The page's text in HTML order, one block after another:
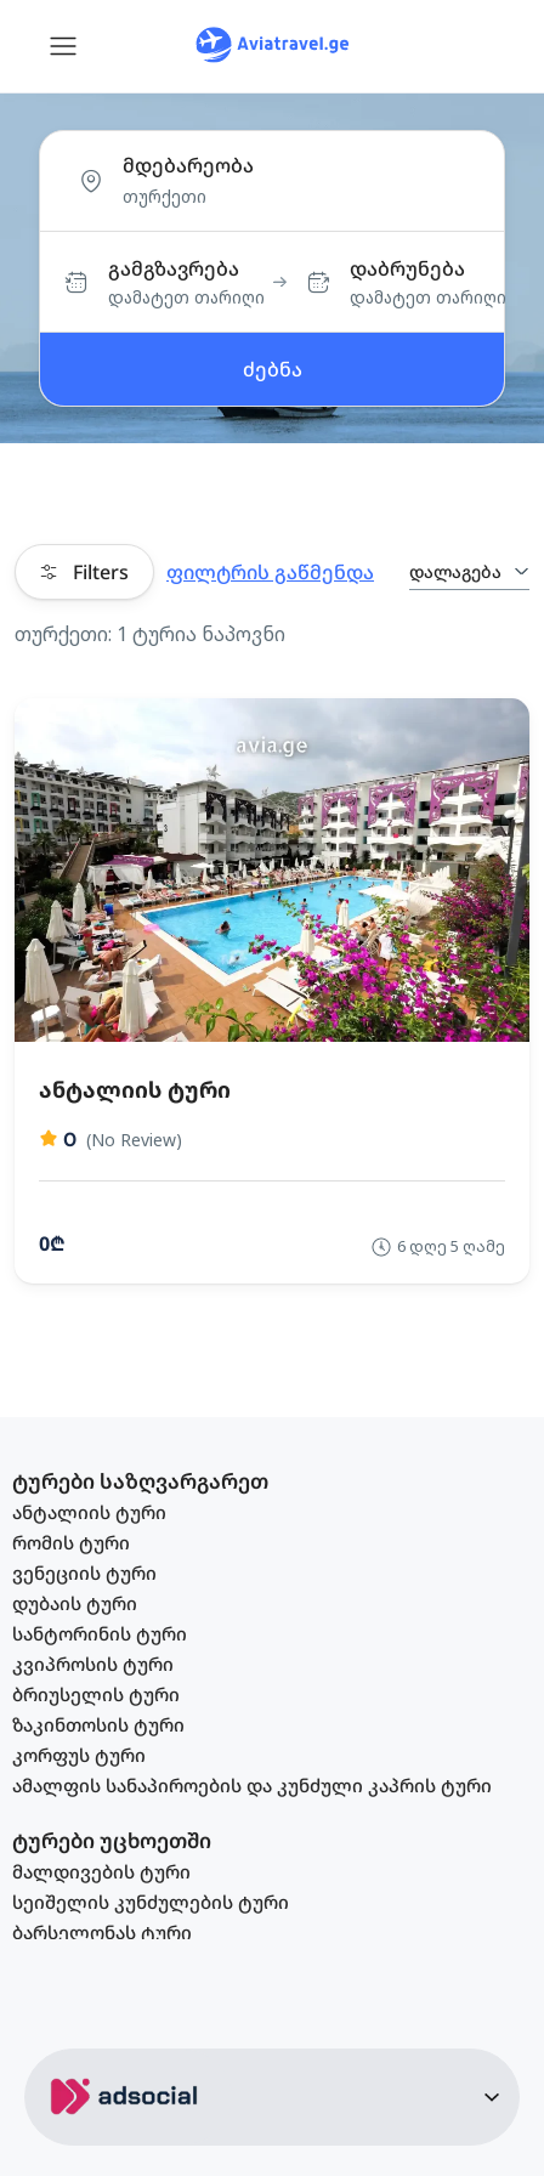
მდებარეობა
გამგზავრება
დამატეთ თარიღი
დაბრუნება
დამატეთ თარიღი
ძებნა
Filters ფილტრის გაწმენდა დალაგება
თურქეთი: 1 ტურია ნაპოვნი
ანტალიის ტური
0 (No Review)
0₾ 6 დღე 5 ღამე
ტურები საზღვარგარეთ
ანტალიის ტური
რომის ტური
ვენეციის ტური
დუბაის ტური
სანტორინის ტური
კვიპროსის ტური
ბრიუსელის ტური
ზაკინთოსის ტური
კორფუს ტური
ამალფის სანაპიროების და კუნძული კაპრის ტური
ტურები უცხოეთში
მალდივების ტური
სეიშელის კუნძულების ტური
ბარსელონას ტური
შარმ ელ შეიხის ტური
კრეტას ტური